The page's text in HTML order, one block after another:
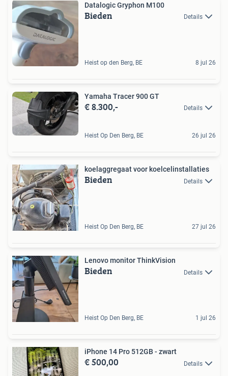
Datalogic Gryphon M100
Bieden Details
Heist op den Berg, BE 8 jul 26
Yamaha Tracer 900 GT
€ 8.300,- Details
Heist Op Den Berg, BE 26 jul 26
koelaggregaat voor koelcelinstallaties
Bieden Details
Heist Op Den Berg, BE 27 jul 26
Lenovo monitor ThinkVision
Bieden Details
Heist Op Den Berg, BE 1 jul 26
iPhone 14 Pro 512GB - zwart
€ 500,00 Details